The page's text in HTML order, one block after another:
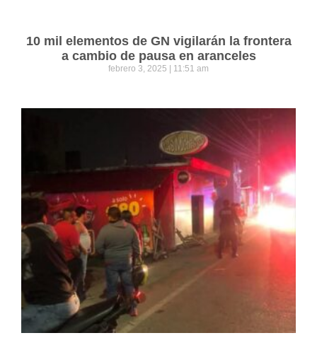
10 mil elementos de GN vigilarán la frontera
a cambio de pausa en aranceles
febrero 3, 2025 11:51 am